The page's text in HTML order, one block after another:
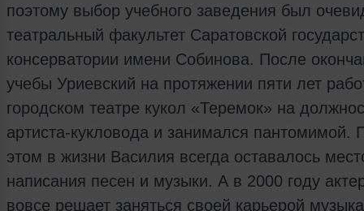
поэтому выбор учебного заведения был
театральный факультет Саратовской
консерватории имени Собинова. После
учебы Уриевский на протяжении пяти лет
городском театре кукол «Теремок» на
артиста-кукловода и занимался пантомимой.
этом в жизни Василия всегда оставалось
написания песен и музыки. А в 2000 году
вовсе решает заняться своей карьерой